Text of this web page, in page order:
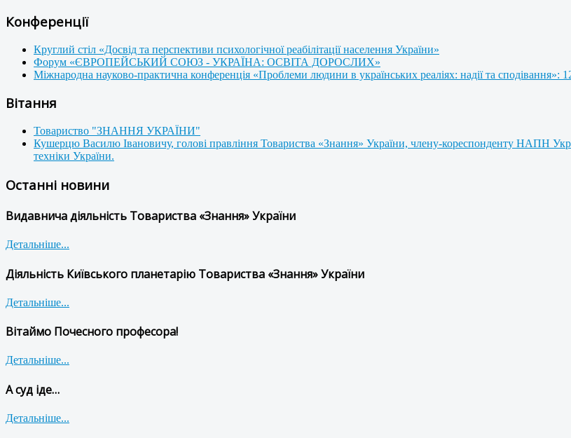
Конференції
Круглий стіл «Досвід та перспективи психологічної реабілітації населення України»
Форум «ЄВРОПЕЙСЬКИЙ СОЮЗ - УКРАЇНА: ОСВІТА ДОРОСЛИХ»
Міжнародна науково-практична конференція «Проблеми людини в українських реаліях: надії та сподівання»:
Вітання
Товариство "ЗНАННЯ УКРАЇНИ"
Кушерцю Василю Івановичу, голові правління Товариства «Знання» України, члену-кореспонденту НАПН
техніки України.
Останні новини
Видавнича діяльність Товариства «Знання» України
Детальніше...
Діяльність Київського планетарію Товариства «Знання» України
Детальніше...
Вітаймо Почесного професора!
Детальніше...
А суд іде…
Детальніше...